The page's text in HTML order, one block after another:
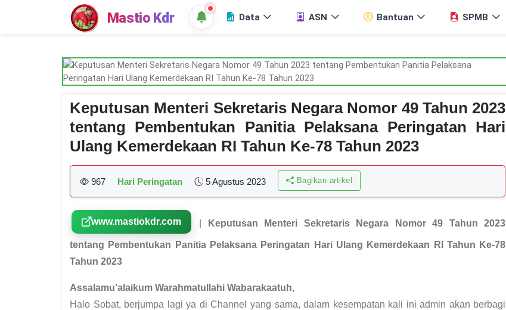
Mastio Kdr Data ASN Bantuan SPMB
Keputusan Menteri Sekretaris Negara Nomor 49 Tahun 2023
tentang Pembentukan Panitia Pelaksana Peringatan Hari
Ulang Kemerdekaan RI Tahun Ke-78 Tahun 2023
967 Hari Peringatan 5 Agustus 2023 Bagikan artikel
www.mastiokdr.com Keputusan Menteri Sekretaris Negara Nomor 49 Tahun 2023
tentang Pembentukan Panitia Pelaksana Peringatan Hari Ulang Kemerdekaan RI Tahun Ke-78
Tahun 2023
Assalamu’alaikum Warahmatullahi Wabarakaatuh,
Halo Sobat, berjumpa lagi ya di Channel yang sama, dalam kesempatan kali ini admin akan berbagi